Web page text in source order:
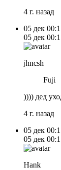
4 г. назад
05 дек
05 дек
jhncsh
Fuji
)))) дед
4 г. назад
05 дек
05 дек
Hank